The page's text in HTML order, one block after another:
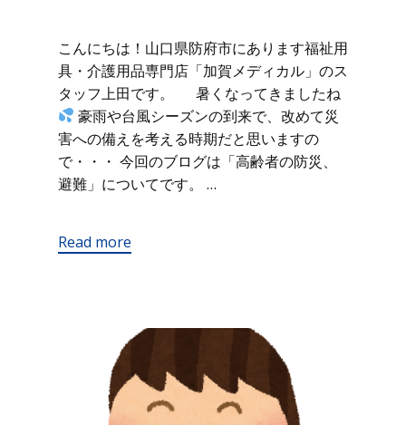
こんにちは！山口県防府市にあります福祉用
具・介護用品専門店「加賀メディカル」のス
タッフ上田です。 暑くなってきましたね
豪雨や台風シーズンの到来で、改めて災
害への備えを考える時期だと思いますの
で・・・ 今回のブログは「高齢者の防災、
避難」についてです。 …
Read more